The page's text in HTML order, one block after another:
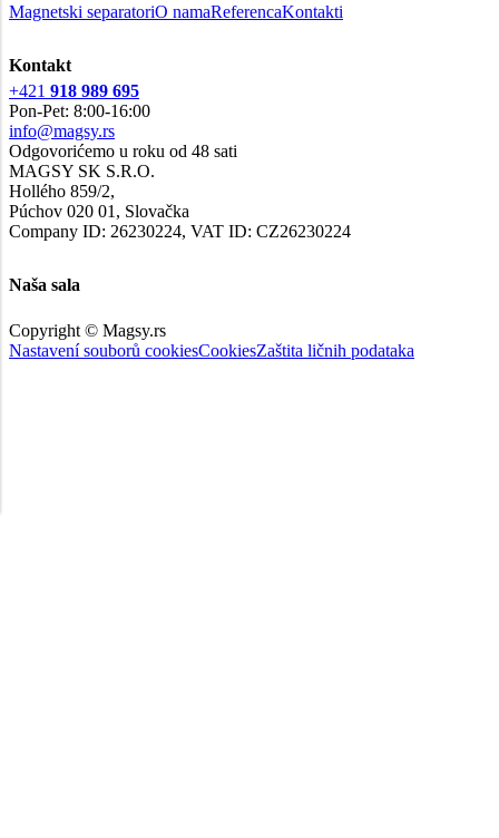
Magnetski separatoriO namaReferencaKontakti
Kontakt
+421 918 989 695
Pon-Pet: 8:00-16:00
info@magsy.rs
Odgovorićemo u roku od 48 sati
MAGSY SK S.R.O.
Hollého 859/2,
Púchov 020 01, Slovačka
Company ID: 26230224, VAT ID: CZ26230224
Naša sala
Copyright © Magsy.rs
Nastavení souborů cookiesCookiesZaštita ličnih podataka